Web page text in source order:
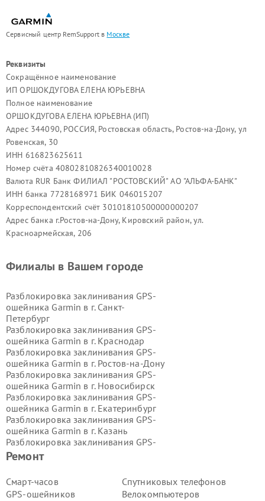
Сервисный центр RemSupport в Москве
Реквизиты
Сокращённое наименование
ИП ОРШОКДУГОВА ЕЛЕНА ЮРЬЕВНА
Полное наименование
ОРШОКДУГОВА ЕЛЕНА ЮРЬЕВНА (ИП)
Адрес 344090, РОССИЯ, Ростовская область, Ростов-на-Дону, ул
Ровенская, 30
ИНН 616823625611
Номер счёта 40802810826340010028
Валюта RUR Банк ФИЛИАЛ "РОСТОВСКИЙ" АО "АЛЬФА-БАНК"
ИНН банка 7728168971 БИК 046015207
Корреспондентский счёт 30101810500000000207
Адрес банка г.Ростов-на-Дону, Кировский район, ул.
Красноармейская, 206
Ремонт
Смарт-часов
GPS-ошейников
Спутниковых телефонов
Велокомпьютеров
Филиалы в Вашем городе
Разблокировка заклинивания GPS-
ошейника Garmin в г. Санкт-
Петербург
Разблокировка заклинивания GPS-
ошейника Garmin в г. Краснодар
Разблокировка заклинивания GPS-
ошейника Garmin в г. Ростов-на-Дону
Разблокировка заклинивания GPS-
ошейника Garmin в г. Новосибирск
Разблокировка заклинивания GPS-
ошейника Garmin в г. Екатеринбург
Разблокировка заклинивания GPS-
ошейника Garmin в г. Казань
Разблокировка заклинивания GPS-
ошейника Garmin в г.
Разблокировка заклинивания GPS-
Разблокировка заклинивания GPS-
ошейника Garmin в г.
Самара